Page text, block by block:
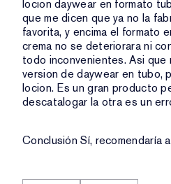
locion daywear en formato
que me dicen que ya no la
favorita, y encima el formato
crema no se deteriorara ni
todo inconvenientes. Asi
version de daywear en tubo,
locion. Es un gran producto
descatalogar la otra es un
ConclusiónSí, recomendaría